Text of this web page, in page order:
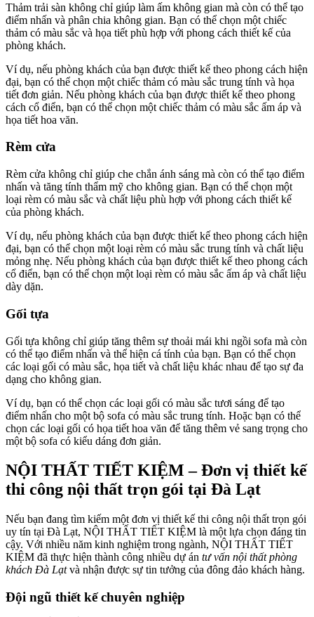
Thảm trải sàn không chỉ giúp làm ấm không gian mà còn có thể tạo
điểm nhấn và phân chia không gian. Bạn có thể chọn một chiếc
thảm có màu sắc và họa tiết phù hợp với phong cách thiết kế của
phòng khách.
Ví dụ, nếu phòng khách của bạn được thiết kế theo phong cách hiện
đại, bạn có thể chọn một chiếc thảm có màu sắc trung tính và họa
tiết đơn giản. Nếu phòng khách của bạn được thiết kế theo phong
cách cổ điển, bạn có thể chọn một chiếc thảm có màu sắc ấm áp và
họa tiết hoa văn.
Rèm cửa
Rèm cửa không chỉ giúp che chắn ánh sáng mà còn có thể tạo điểm
nhấn và tăng tính thẩm mỹ cho không gian. Bạn có thể chọn một
loại rèm có màu sắc và chất liệu phù hợp với phong cách thiết kế
của phòng khách.
Ví dụ, nếu phòng khách của bạn được thiết kế theo phong cách hiện
đại, bạn có thể chọn một loại rèm có màu sắc trung tính và chất liệu
mỏng nhẹ. Nếu phòng khách của bạn được thiết kế theo phong cách
cổ điển, bạn có thể chọn một loại rèm có màu sắc ấm áp và chất liệu
dày dặn.
Gối tựa
Gối tựa không chỉ giúp tăng thêm sự thoải mái khi ngồi sofa mà còn
có thể tạo điểm nhấn và thể hiện cá tính của bạn. Bạn có thể chọn
các loại gối có màu sắc, họa tiết và chất liệu khác nhau để tạo sự đa
dạng cho không gian.
Ví dụ, bạn có thể chọn các loại gối có màu sắc tươi sáng để tạo
điểm nhấn cho một bộ sofa có màu sắc trung tính. Hoặc bạn có thể
chọn các loại gối có họa tiết hoa văn để tăng thêm vẻ sang trọng cho
một bộ sofa có kiểu dáng đơn giản.
NỘI THẤT TIẾT KIỆM – Đơn vị thiết kế
thi công nội thất trọn gói tại Đà Lạt
Nếu bạn đang tìm kiếm một đơn vị thiết kế thi công nội thất trọn gói
uy tín tại Đà Lạt, NỘI THẤT TIẾT KIỆM là một lựa chọn đáng tin
cậy. Với nhiều năm kinh nghiệm trong ngành, NỘI THẤT TIẾT
KIỆM đã thực hiện thành công nhiều dự án tư vấn nội thất phòng
khách Đà Lạtvà nhận được sự tin tưởng của đông đảo khách hàng.
Đội ngũ thiết kế chuyên nghiệp